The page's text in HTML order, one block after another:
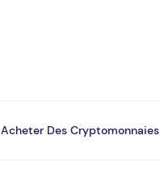
Acheter Des Cryptomonnaies